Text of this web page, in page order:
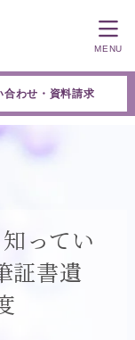
合わせ・資料請求
MENU
ってい
証書遺